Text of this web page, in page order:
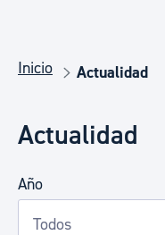
Inicio Actualidad
Actualidad
Año